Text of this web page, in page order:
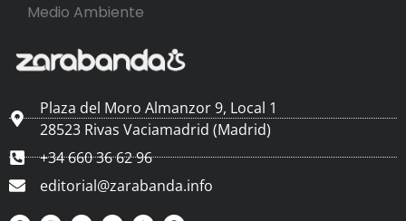
Medio Ambiente
Plaza del Moro Almanzor 9, Local 1
28523 Rivas Vaciamadrid (Madrid)
+34 660 36 62 96
editorial@zarabanda.info